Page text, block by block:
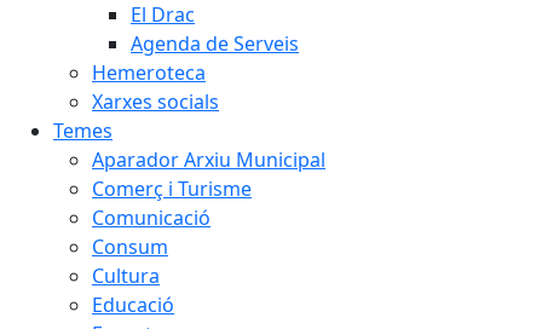
El Drac
Agenda de Serveis
Hemeroteca
Xarxes socials
Temes
Aparador Arxiu Municipal
Comerç i Turisme
Comunicació
Consum
Cultura
Educació